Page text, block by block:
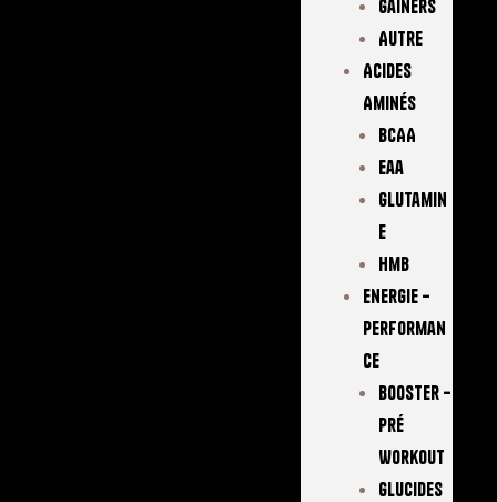
Gainers
Autre
Acides
Aminés
BCAA
Eaa
Glutamin
E
Hmb
Energie –
Performan
Ce
Booster –
Pré
Workout
Glucides